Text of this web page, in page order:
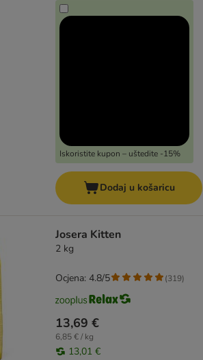
Iskoristite kupon – uštedite -15%
Dodaj u košaricu
Josera Kitten
2 kg
13,69 €
6,85 € / kg
13,01 €
Ocjena: 4.8/5 (319)